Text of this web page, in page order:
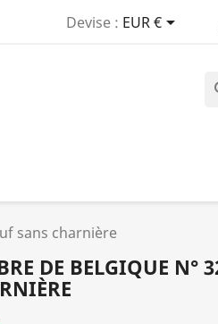
Devise : EUR €
sans charnière
DE BELGIQUE N°